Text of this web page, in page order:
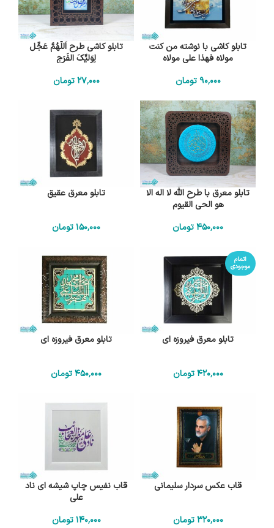
تابلو کاشی با نوشته من کنت
مولاه فهذا علی مولاه
90٬000 تومان
تابلو کاشی طرح اَللّهُمَّ عَجِّل
لِوَلیِّکَ الفَرَج
27٬000 تومان
تابلو معرق با طرح الله لا اله الا
هو الحي القيوم
450٬000تومان
تابلو معرق عقیق
150٬000تومان
اتمام
موجودی
تابلو معرق فیروزه ای
420٬000 تومان
تابلو معرق فیروزه ای
450٬000تومان
قاب عکس سردار سلیمانی
320٬000 تومان
قاب نفیس چاپ شیشه ای ناد
علی
140٬000 تومان